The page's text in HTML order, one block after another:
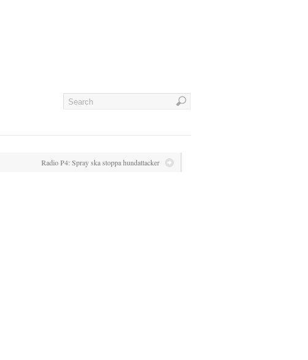
Radio P4: Spray ska stoppa hundattacker